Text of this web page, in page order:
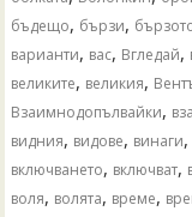
бъдещо, бързи,
варианти, вас, Вгледай,
великите, великия,
Взаимнодопълвайки,
видния, видове, винаги,
включването, включват,
воля, волята, време,